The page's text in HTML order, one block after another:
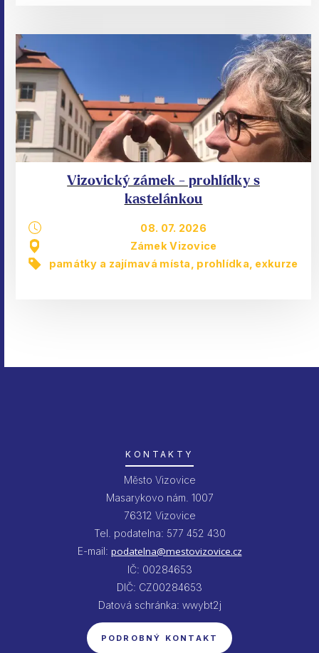
Vizovický zámek - prohlídky s
kastelánkou
08. 07. 2026
Zámek Vizovice
památky a zajímavá místa
prohlídka, exkurze
KONTAKTY
Město Vizovice
Masarykovo nám. 1007
76312 Vizovice
Tel. podatelna: 577 452 430
E-mail: podatelna@mestovizovice.cz
IČ: 00284653
DIČ: CZ00284653
Datová schránka: wwybt2j
PODROBNÝ KONTAKT